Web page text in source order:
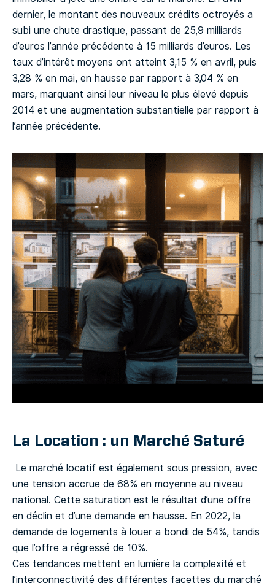
dernier, le montant des nouveaux crédits octroyés a
subi une chute drastique, passant de 25,9 milliards
d’euros l’année précédente à 15 milliards d’euros. Les
taux d’intérêt moyens ont atteint 3,15 % en avril, puis
3,28 % en mai, en hausse par rapport à 3,04 % en
mars, marquant ainsi leur niveau le plus élevé depuis
2014 et une augmentation substantielle par rapport à
l’année précédente.
La Location : un Marché Saturé
Le marché locatif est également sous pression, avec
une tension accrue de 68% en moyenne au niveau
national. Cette saturation est le résultat d’une offre
en déclin et d’une demande en hausse. En 2022, la
demande de logements à louer a bondi de 54%, tandis
que l’offre a régressé de 10%.
Ces tendances mettent en lumière la complexité et
l’interconnectivité des différentes facettes du marché